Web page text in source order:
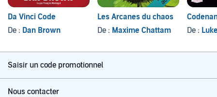
Da Vinci Code
De : Dan Brown
Les Arcanes du chaos
De : Maxime Chattam
De :
Saisir un code promotionnel
Nous contacter